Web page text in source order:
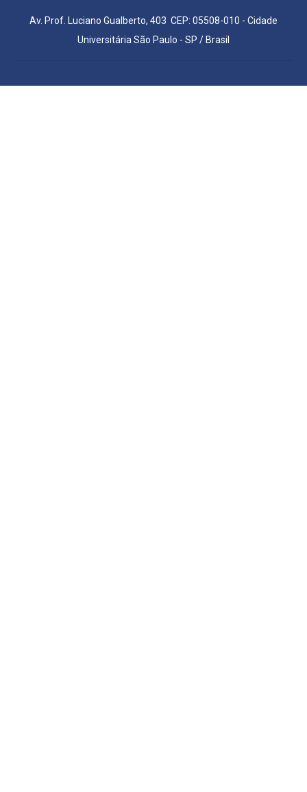
Av. Prof. Luciano Gualberto, 403 CEP: 05508-010 - Cidade
Universitária São Paulo - SP / Brasil